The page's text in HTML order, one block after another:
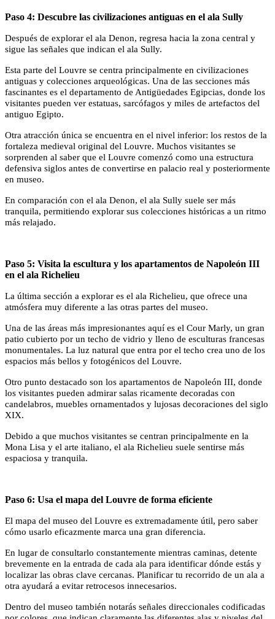
Paso 4: Descubre las civilizaciones antiguas en el ala Sully
Después de explorar el ala Denon, regresa hacia la zona central y
sigue las señales que indican el ala Sully.
Esta parte del Louvre se centra principalmente en civilizaciones
antiguas y colecciones arqueológicas. Una de las secciones más
fascinantes es el departamento de Antigüedades Egipcias, donde los
visitantes pueden ver estatuas, sarcófagos y miles de artefactos del
antiguo Egipto.
Otra atracción única se encuentra en el nivel inferior: los restos de la
fortaleza medieval original del Louvre. Muchos visitantes se
sorprenden al saber que el Louvre comenzó como una estructura
defensiva siglos antes de convertirse en palacio real y posteriormente
en museo.
En comparación con el ala Denon, el ala Sully suele ser más
tranquila, permitiendo explorar sus colecciones históricas a un ritmo
más relajado.
Paso 5: Visita la escultura y los apartamentos de Napoleón III
en el ala Richelieu
La última sección a explorar es el ala Richelieu, que ofrece una
atmósfera muy diferente a las otras partes del museo.
Una de las áreas más impresionantes aquí es el Cour Marly, un gran
patio cubierto por un techo de vidrio y lleno de esculturas francesas
monumentales. La luz natural que entra por el techo crea uno de los
espacios más bellos y fotogénicos del Louvre.
Otro punto destacado son los apartamentos de Napoleón III, donde
los visitantes pueden admirar salas ricamente decoradas con
candelabros, muebles ornamentados y lujosas decoraciones del siglo
XIX.
Debido a que muchos visitantes se centran principalmente en la
Mona Lisa y el arte italiano, el ala Richelieu suele sentirse más
espaciosa y tranquila.
Paso 6: Usa el mapa del Louvre de forma eficiente
El mapa del museo del Louvre es extremadamente útil, pero saber
cómo usarlo eficazmente marca una gran diferencia.
En lugar de consultarlo constantemente mientras caminas, detente
brevemente en la entrada de cada ala para identificar dónde estás y
localizar las obras clave cercanas. Planificar tu recorrido de un ala a
otra ayudará a evitar retrocesos innecesarios.
Dentro del museo también notarás señales direccionales codificadas